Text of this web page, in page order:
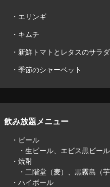
・エリンギ
・キムチ
・新鮮トマトとレタスのサラダ
・季節のシャーベット
飲み放題メニュー
・ビール
・生ビール、エビス黒ビー
・焼酎
・二階堂（麦）、黒霧島（芋
・ハイボール